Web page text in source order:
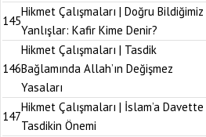
145
Hikmet Çalışmaları | Doğru Bildiğimiz
Yanlışlar: Kafir Kime Denir?
146
Hikmet Çalışmaları | Tasdik
Bağlamında Allah’ın Değişmez
Yasaları
147
Hikmet Çalışmaları | İslam’a Davette
Tasdikin Önemi